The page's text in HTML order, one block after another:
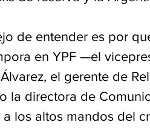
de entender es por
en YPF —el
Álvarez, el gerente de
la directora de
los altos mandos del